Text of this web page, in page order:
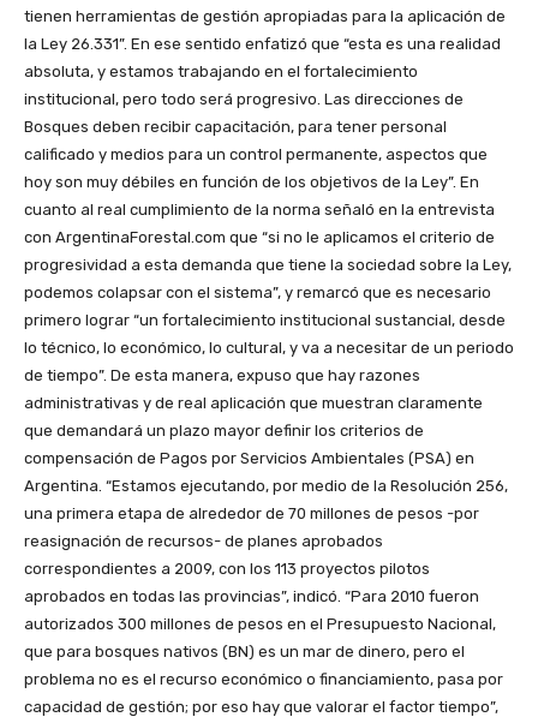
tienen herramientas de gestión apropiadas para la aplicación de
la Ley 26.331”. En ese sentido enfatizó que “esta es una realidad
absoluta, y estamos trabajando en el fortalecimiento
institucional, pero todo será progresivo. Las direcciones de
Bosques deben recibir capacitación, para tener personal
calificado y medios para un control permanente, aspectos que
hoy son muy débiles en función de los objetivos de la Ley”. En
cuanto al real cumplimiento de la norma señaló en la entrevista
con ArgentinaForestal.com que “si no le aplicamos el criterio de
progresividad a esta demanda que tiene la sociedad sobre la Ley,
podemos colapsar con el sistema”, y remarcó que es necesario
primero lograr “un fortalecimiento institucional sustancial, desde
lo técnico, lo económico, lo cultural, y va a necesitar de un periodo
de tiempo”. De esta manera, expuso que hay razones
administrativas y de real aplicación que muestran claramente
que demandará un plazo mayor definir los criterios de
compensación de Pagos por Servicios Ambientales (PSA) en
Argentina. “Estamos ejecutando, por medio de la Resolución 256,
una primera etapa de alrededor de 70 millones de pesos -por
reasignación de recursos- de planes aprobados
correspondientes a 2009, con los 113 proyectos pilotos
aprobados en todas las provincias”, indicó. “Para 2010 fueron
autorizados 300 millones de pesos en el Presupuesto Nacional,
que para bosques nativos (BN) es un mar de dinero, pero el
problema no es el recurso económico o financiamiento, pasa por
capacidad de gestión; por eso hay que valorar el factor tiempo”,